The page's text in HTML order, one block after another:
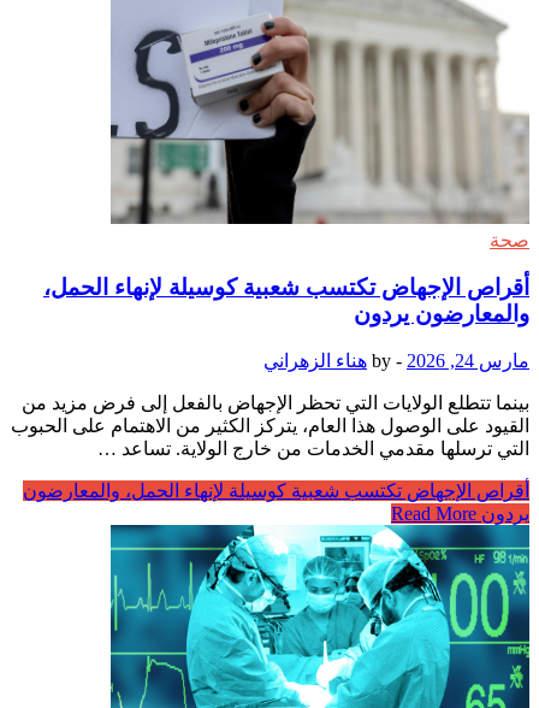
صحة
أقراص الإجهاض تكتسب شعبية كوسيلة لإنهاء الحمل،
والمعارضون يردون
مارس 24, 2026 -
by هناء الزهراني
بينما تتطلع الولايات التي تحظر الإجهاض بالفعل إلى فرض مزيد من
القيود على الوصول هذا العام، يتركز الكثير من الاهتمام على الحبوب
التي ترسلها مقدمي الخدمات من خارج الولاية. تساعد …
أقراص الإجهاض تكتسب شعبية كوسيلة لإنهاء الحمل، والمعارضون
يردون